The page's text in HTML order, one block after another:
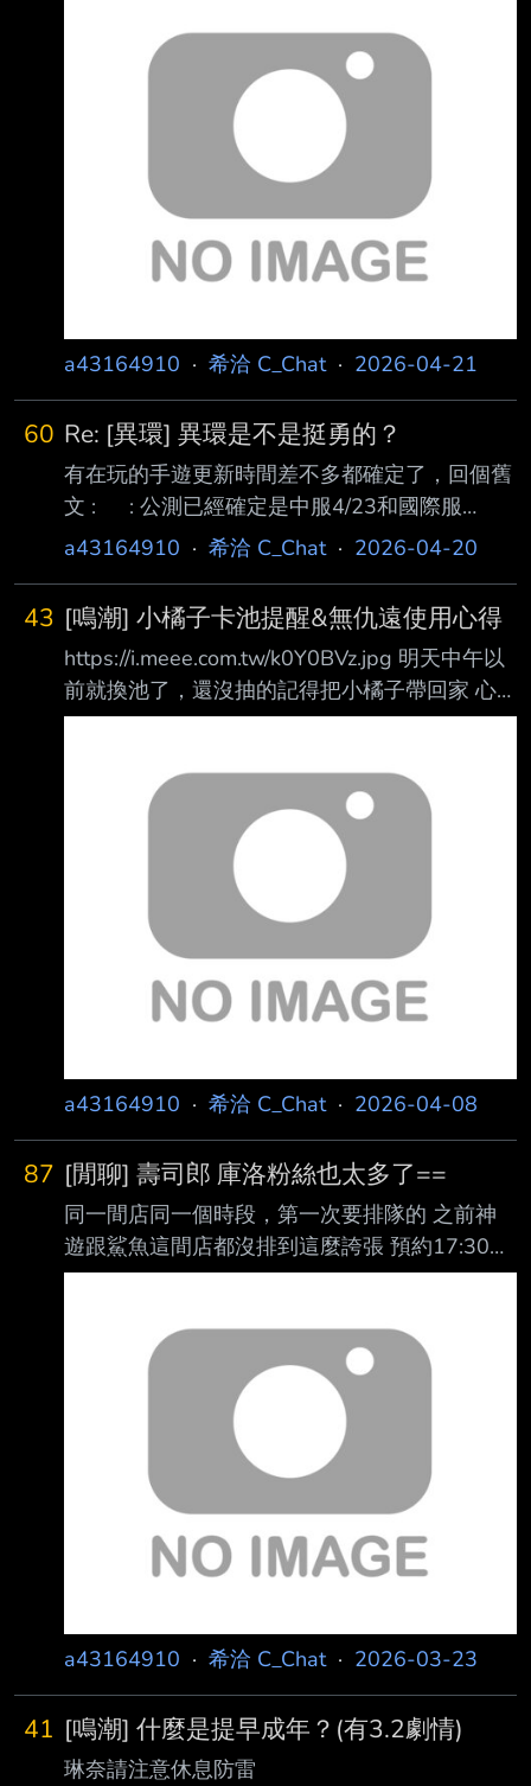
很大，點了一個套餐之後再單點一個牛三寶 結
果才395元，情急之下隨便加個小菜變450才過
特典門檻 仔細想想還不如直接點兩個套餐，我
到底在幹麻== 合作套餐的金沙雞肉味道還不
錯，肉是雞腿肉 不過配菜的三色豆完全一坨，
不如不要加 牛三寶就...第一次吃，看網路評價不
錯才點的 我個人覺得就算以連鎖店還說還不如
八方 完食圖 https
a43164910 · 希洽 C_Chat· 2026-04-21
60 Re: [異環] 異環是不是挺勇的？
有在玩的手遊更新時間差不多都確定了，回個舊
文 : : 公測已經確定是中服4/23和國際服
4/29，雖然不知道為什麼要差一個禮拜 : : 但
目前據說是狼尊當主推 鐵道42\ : 同時也是鳴潮
3.3週年慶版本：目前傳說是冰大C巫女太刀，緋
雪 : : 雖然兩者的up都還不確定，但是撞兩款
前輩的週年慶版本幾乎跑不掉惹 : : 再同時，
是不是很會挑時間？ :
a43164910 · 希洽 C_Chat· 2026-04-20
43 [鳴潮] 小橘子卡池提醒&無仇遠使用心得
https://i.meee.com.tw/k0Y0BVz.jpg 明天中午以
前就換池了，還沒抽的記得把小橘子帶回家 心
得之前先附個練度 共鳴效率140超級難湊==
https://i.meee.com.tw/LcDU5qC.jpg 技能全部點
滿了 https://i.meee.com.tw/OniDype.jpg 使用心
得 因為沒有抽仇遠，所以其實我根本沒有拿出
來用過 只有剛抽到那天模組鑑賞一下 之後就放
進隊伍解每日耗體，等好
a43164910 · 希洽 C_Chat· 2026-04-08
87 [閒聊] 壽司郎 庫洛粉絲也太多了==
同一間店同一個時段，第一次要排隊的 之前神
遊跟鯊魚這間店都沒排到這麼誇張 預約17:30，
17:20到排到大概快50分才進店 這間之前都是隨
https://i.meee.com.tw/ZDStgbw.jpg 店內佈置蠻
多的 https://i.meee.com.tw/gpNa4vu.jpg
https://i.meee.com.tw/5VyzC2W.jpg 每張桌子都
有不同的圖 https://i.meee.com.tw/1QEzLE0.jpg
我這時在意識到這次可能是主題店
a43164910 · 希洽 C_Chat· 2026-03-23
41 [鳴潮] 什麼是提早成年？(有3.2劇情)
琳奈請注意休息防雷